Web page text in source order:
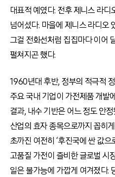
대표적 예였다. 전후 제니스 라
넘어섰다. 마을에 제니스 라디오
그걸 전화선처럼 집집마다 이어
펼쳐지곤 했다.
1960년대 후반, 정부의 적극적
주요 국내 기업이 가전제품 개발
결과, 내수 기반은 어느 정도 안
산업의 효자 종목으로까지 꼽히
초까진 여전히 ‘후진국에 싼 값으
고품질 가전이 즐비한 글로벌 시
일은 불가능에 가깝게 여겨졌다.